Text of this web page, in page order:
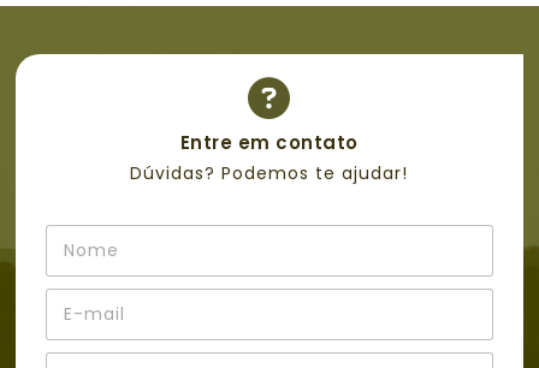
Entre em contato
Dúvidas? Podemos te ajudar!
N
m
*
-
m
E
m
A